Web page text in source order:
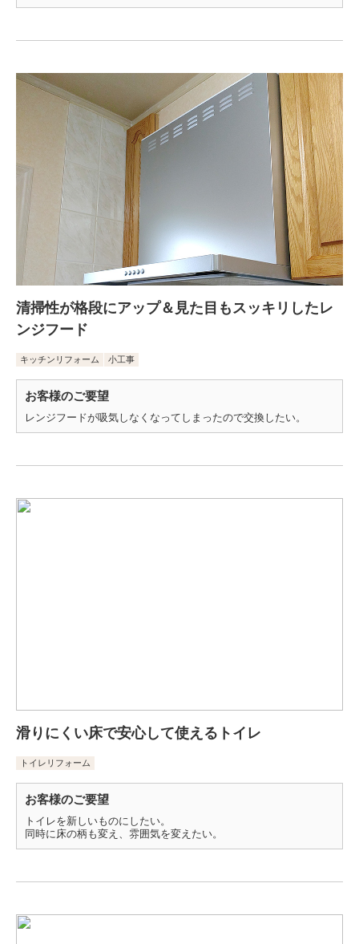
清掃性が格段にアップ＆見た目もスッキリしたレ
ンジフード
キッチンリフォーム 小工事
お客様のご要望
レンジフードが吸気しなくなってしまったので交換したい。
滑りにくい床で安心して使えるトイレ
トイレリフォーム
お客様のご要望
トイレを新しいものにしたい。
同時に床の柄も変え、雰囲気を変えたい。